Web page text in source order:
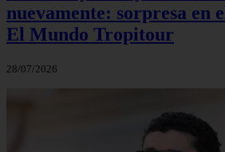
nuevamente: sorpresa en
El Mundo Tropitour
28/07/2026